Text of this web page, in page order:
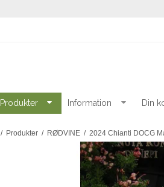
Produkter Information Din
/ Produkter / RØDVINE / 2024 Chianti DOCG